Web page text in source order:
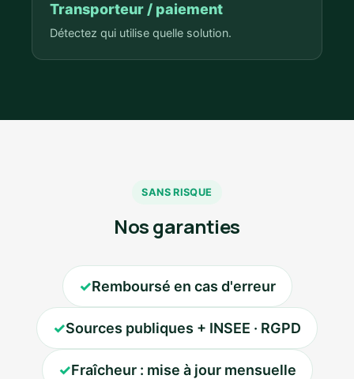
Transporteur / paiement
Détectez qui utilise quelle solution.
SANS RISQUE
Nos garanties
✓Remboursé en cas d'erreur
✓Sources publiques + INSEE · RGPD
✓Fraîcheur : mise à jour mensuelle